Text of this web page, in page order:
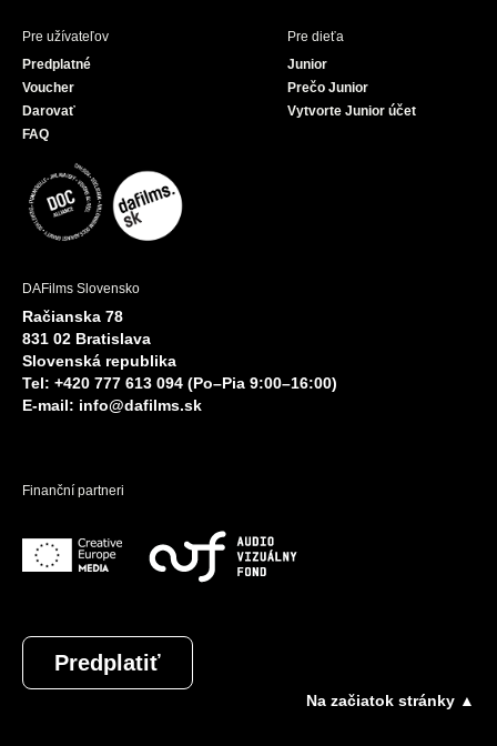
Pre užívateľov
Predplatné
Voucher
Darovať
FAQ
Pre dieťa
Junior
Prečo Junior
Vytvorte Junior účet
DAFilms Slovensko
Račianska 78
831 02 Bratislava
Slovenská republika
Tel: +420 777 613 094 (Po–Pia 9:00–16:00)
E-mail: info@dafilms.sk
Finanční partneri
Predplatiť
Na začiatok stránky ▲